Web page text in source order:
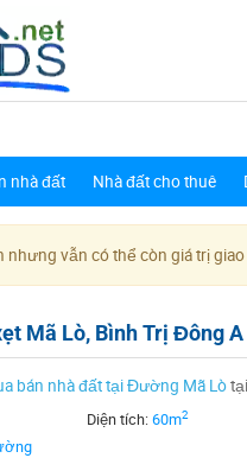
nhà đất Nhà đất cho thuê
nhưng vẫn có thể còn giá trị
Mã Lò, Bình Trị Đông
bán nhà đất tại Đường Mã Lò
Diện tích:60m2